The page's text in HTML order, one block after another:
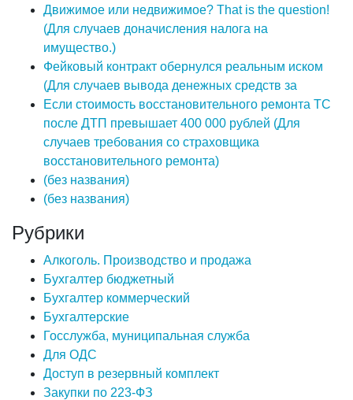
Движимое или недвижимое? That is the question!
(Для случаев доначисления налога на
имущество.)
Фейковый контракт обернулся реальным иском
(Для случаев вывода денежных средств за
Если стоимость восстановительного ремонта ТС
после ДТП превышает 400 000 рублей (Для
случаев требования со страховщика
восстановительного ремонта)
(без названия)
(без названия)
Рубрики
Алкоголь. Производство и продажа
Бухгалтер бюджетный
Бухгалтер коммерческий
Бухгалтерские
Госслужба, муниципальная служба
Для ОДС
Доступ в резервный комплект
Закупки по 223-ФЗ